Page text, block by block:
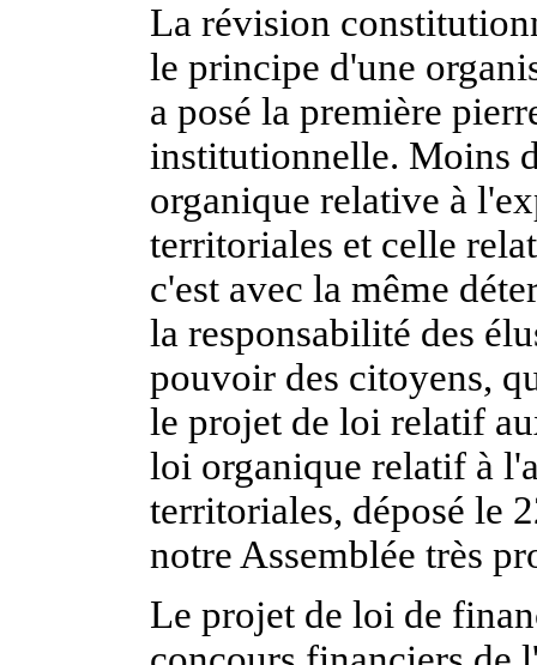
La révision
le principe d'une
a posé la première
institutionnelle. Moins
organique relative à
territoriales et celle
c'est avec la même
la responsabilité des
pouvoir des citoyens,
le projet de loi relatif
loi organique relatif à
territoriales, déposé le
notre Assemblée très
Le projet de loi de